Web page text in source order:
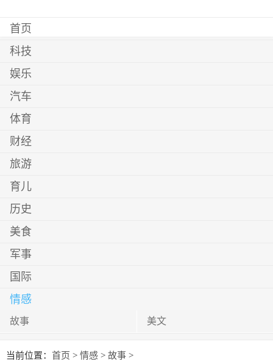
首页
科技
娱乐
汽车
体育
财经
旅游
育儿
历史
美食
军事
国际
情感
故事 美文
当前位置： 首页 > 情感 > 故事 >